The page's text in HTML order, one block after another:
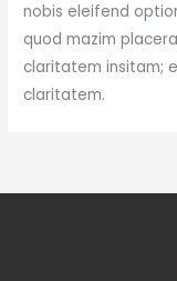
nobis eleifend
quod mazim
claritatem insitam;
claritatem.